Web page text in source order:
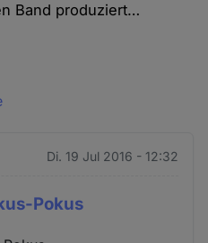
Band produziert…
Di. 19 Jul 2016 - 12:32
Pokus